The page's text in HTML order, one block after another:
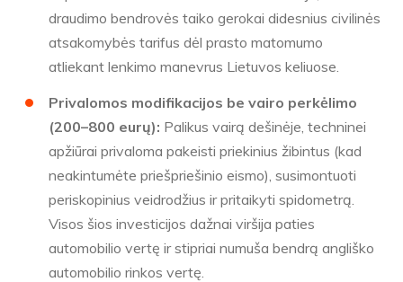
draudimo bendrovės taiko gerokai didesnius civilinės
atsakomybės tarifus dėl prasto matomumo
atliekant lenkimo manevrus Lietuvos keliuose.
Privalomos modifikacijos be vairo perkėlimo
(200–800 eurų): Palikus vairą dešinėje, techninei
apžiūrai privaloma pakeisti priekinius žibintus (kad
neakintumėte priešpriešinio eismo), susimontuoti
periskopinius veidrodžius ir pritaikyti spidometrą.
Visos šios investicijos dažnai viršija paties
automobilio vertę ir stipriai numuša bendrą angliško
automobilio rinkos vertę.